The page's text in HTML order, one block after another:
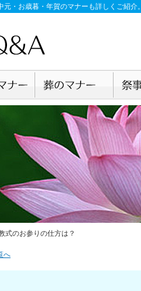
・お歳暮・年賀のマナーも詳しくご紹介。
式のお参りの仕方は？
へ